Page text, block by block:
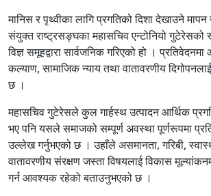
मानिस र पृथ्वीका लागि प्रगतिको दिशा देखाउने
संयुक्त राष्ट्रसङ्घका महासचिव एन्टोनियो गुटेरेसको
विज्ञ समूहद्वारा सार्वजनिक गरिएको हो ।
कल्याण, सामाजिक न्याय तथा वातावरणीय
छ ।
महासचिव गुटेरेसले कुल गार्हस्थ उत्पादन आर्थिक
भए पनि यसले समाजको सम्पूर्ण अवस्था पूर्णरूपमा
उल्लेख गर्नुभएको छ । उहाँले असमानता, गरिबी,
वातावरणीय संरक्षण जस्ता विषयलाई विकास
गर्न आवश्यक रहेको बताउनुभएको छ ।